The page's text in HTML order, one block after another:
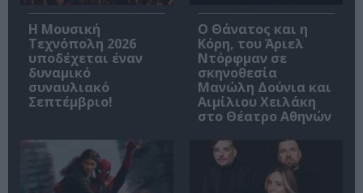
Η Μουσική
Τεχνόπολη 2026
υποδέχεται έναν
δυναμικό
συναυλιακό
Σεπτέμβριο!
Ο Θάνατος και η
Κόρη, του Άριελ
Ντόρφμαν σε
σκηνοθεσία
Μανώλη Δούνια και
Αιμίλιου Χειλάκη
στο Θέατρο Αθηνών